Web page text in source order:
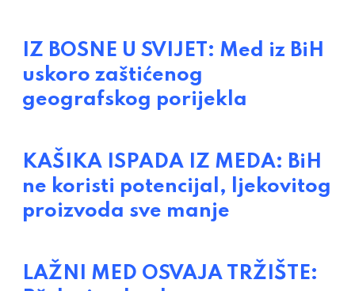
IZ BOSNE U SVIJET: Med iz BiH
uskoro zaštićenog
geografskog porijekla
KAŠIKA ISPADA IZ MEDA: BiH
ne koristi potencijal, ljekovitog
proizvoda sve manje
LAŽNI MED OSVAJA TRŽIŠTE: